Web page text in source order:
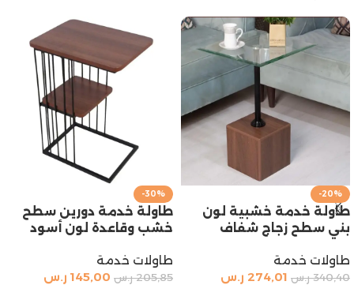
-20%
طاولة خدمة خشبية لون
بني سطح زجاج شفاف
طاولات خدمة
340,40 ر.س 274,01 ر.س
-30%
طاولة خدمة دورين سطح
خشب وقاعدة لون أسود
طاولات خدمة
205,85 ر.س 145,00 ر.س